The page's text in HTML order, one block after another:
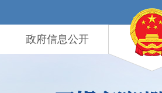
政府信息公开